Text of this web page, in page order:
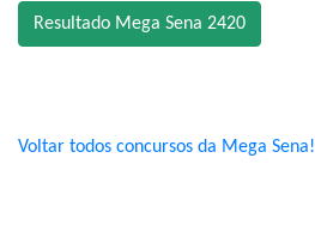
Resultado Mega Sena 2420
Voltar todos concursos da Mega Sena!